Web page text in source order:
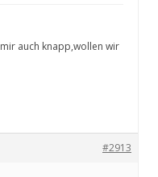
auch knapp,wollen wir
#2913